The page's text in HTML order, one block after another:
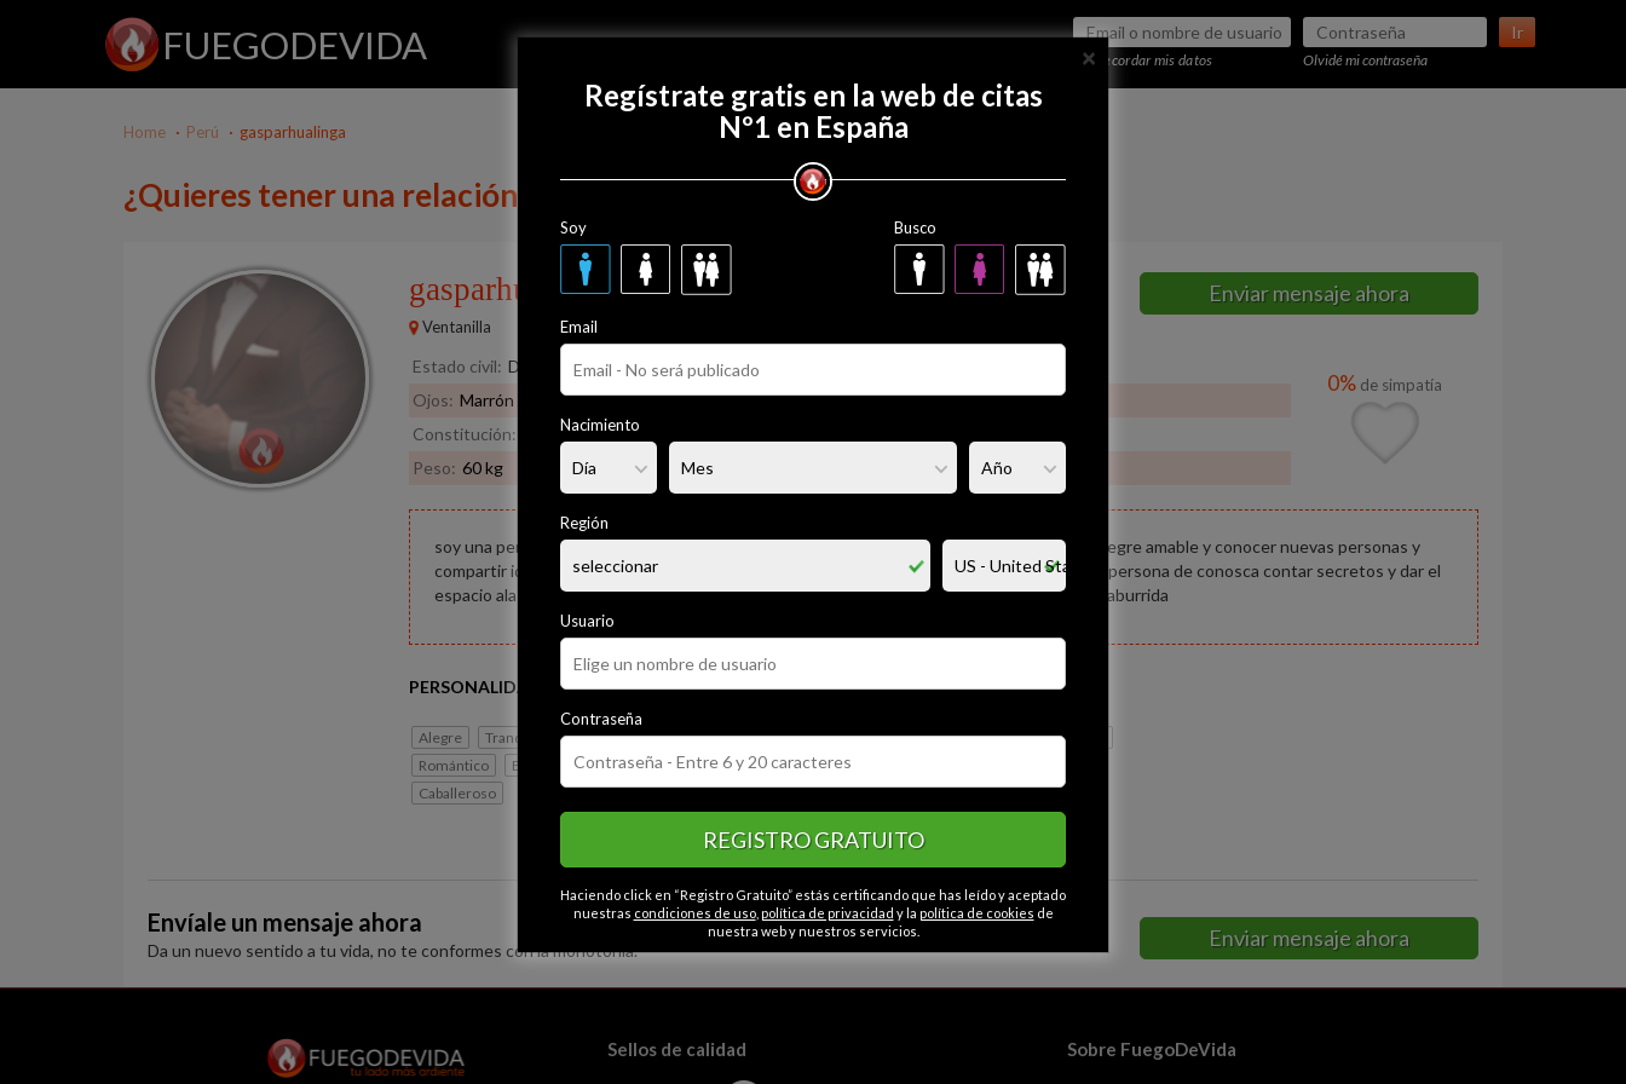
FUEGODEVIDA Ir
Recordar mis datos Olvidé mi contraseña
Regístrate gratis
Home Perú gasparhualinga
¿Quieres tener una relación con gasparhualinga?
gasparhualinga 39 años
Ventanilla
Enviar mensaje ahora
Estado civil: Divorciado
Ojos: Marrón Pelo: Plateado
Constitución:
Normal
Peso: 60 kg
0% de simpatía
soy una persona de mente abierta me encanata experimentar nuevas cosas de caracter alegre amable y conocer nuevas personas y
compartir ideas y experiencias con otras personas y ser como un baul de recuerdos con la persona de conosca contar secretos y dar el
espacio ala persona para no incomodar y hacer sonreir para no dormirla o de que se sienta aburrida
PERSONALIDAD
Alegre Tranquilo Cariñoso Educado Simpático
Apasionado
Romántico
Espontáneo Optimista Abierto Intelectual
Caballeroso
CATEGORÍAS
Contactos en Ventanilla
Envíale un mensaje ahora
Da un nuevo sentido a tu vida, no te conformes con la monotonía. Enviar mensaje ahora
×
Regístrate gratis en la web de citas
Nº1 en España
Soy Busco
Email
Nacimiento
Región
Usuario
Contraseña
REGISTRO GRATUITO
Haciendo click en “Registro Gratuito” estás certificando que has leído y aceptado
nuestras condiciones de uso, política de privacidad y la política de cookies de
nuestra web y nuestros servicios.
Sellos de calidad Sobre FuegoDeVida